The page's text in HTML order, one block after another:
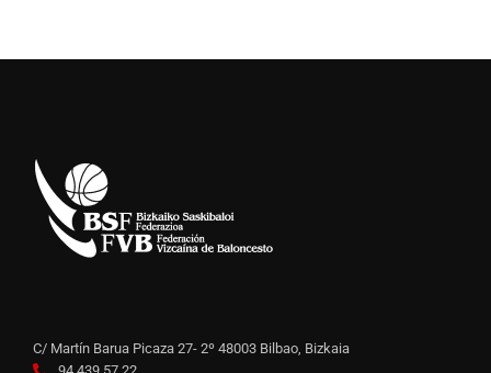
C/ Martín Barua Picaza 27- 2º 48003 Bilbao, Bizkaia